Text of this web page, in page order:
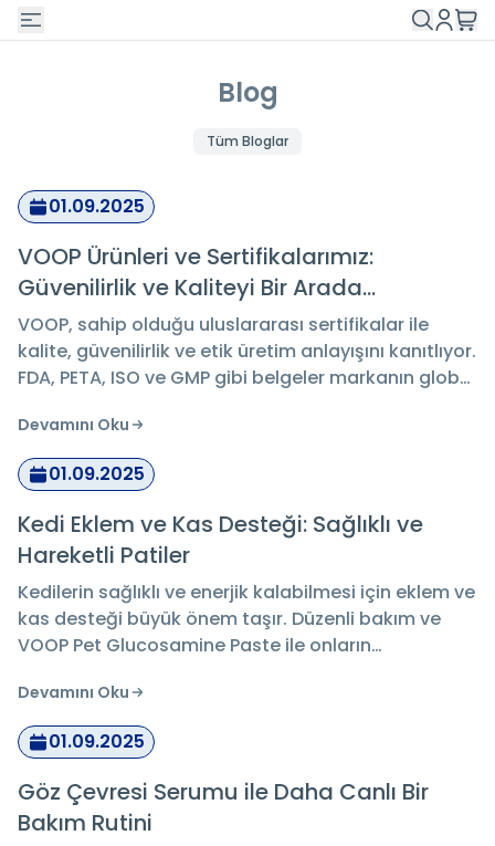
Blog
Tüm Bloglar
01.09.2025
VOOP Ürünleri ve Sertifikalarımız:
Güvenilirlik ve Kaliteyi Bir Arada
Sunuyoruz
VOOP, sahip olduğu uluslararası sertifikalar ile
kalite, güvenilirlik ve etik üretim anlayışını kanıtlıyor.
FDA, PETA, ISO ve GMP gibi belgeler markanın global
Devamını Oku
01.09.2025
Kedi Eklem ve Kas Desteği: Sağlıklı ve
Hareketli Patiler
Kedilerin sağlıklı ve enerjik kalabilmesi için eklem ve
kas desteği büyük önem taşır. Düzenli bakım ve
VOOP Pet Glucosamine Paste ile onların
Devamını Oku
01.09.2025
Göz Çevresi Serumu ile Daha Canlı Bir
Bakım Rutini